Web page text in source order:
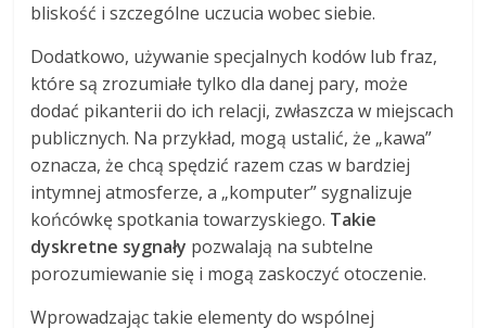
bliskość i szczególne uczucia wobec siebie.
Dodatkowo, używanie specjalnych kodów lub fraz,
które są zrozumiałe tylko dla danej pary, może
dodać pikanterii do ich relacji, zwłaszcza w miejscach
publicznych. Na przykład, mogą ustalić, że „kawa”
oznacza, że chcą spędzić razem czas w bardziej
intymnej atmosferze, a „komputer” sygnalizuje
końcówkę spotkania towarzyskiego. Takie
dyskretne sygnały pozwalają na subtelne
porozumiewanie się i mogą zaskoczyć otoczenie.
Wprowadzając takie elementy do wspólnej